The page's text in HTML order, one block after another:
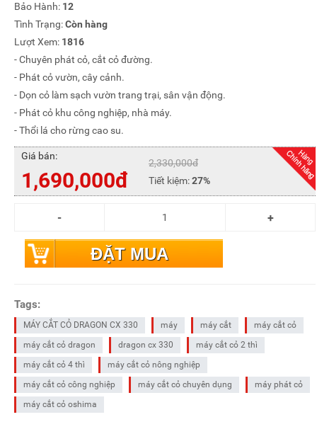
Bảo Hành: 12
Tình Trạng:Còn hàng
Lượt Xem: 1816
- Chuyên phát cỏ, cắt cỏ đường.
- Phát cỏ vườn, cây cảnh.
- Dọn cỏ làm sạch vườn trang trại, sân vận động.
- Phát cỏ khu công nghiệp, nhà máy.
- Thổi lá cho rừng cao su.
Giá bán:
1,690,000đ
2,330,000đ
Tiết kiệm:27%
ĐẶT MUA
Tags:
MÁY CẮT CỎ DRAGON CX 330 máy máy cắt
máy cắt cỏ
máy cắt cỏ dragon
dragon cx 330
máy cắt cỏ 2 thì
máy cắt cỏ 4 thì
máy cắt cỏ nông nghiệp
máy cắt cỏ công nghiệp
máy cắt cỏ chuyên dụng
máy phát cỏ
máy cắt cỏ oshima